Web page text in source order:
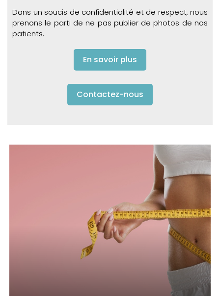
Dans un soucis de confidentialité et de respect, nous
prenons le parti de ne pas publier de photos de nos
patients.
En savoir plus
Contactez-nous